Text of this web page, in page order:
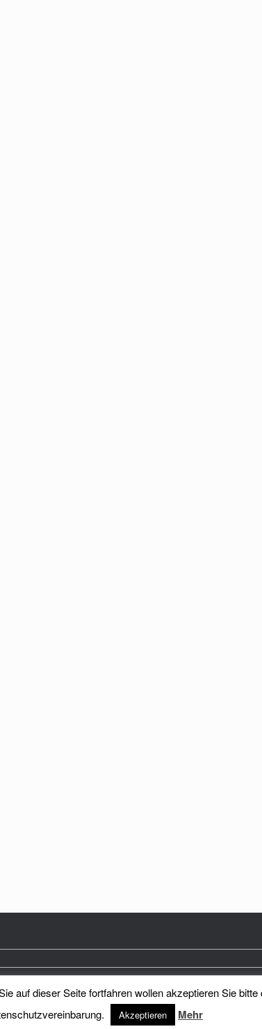
Reichenberg Stadt und Land e.V. Theme bySiteOrigin
auf dieser Seite fortfahren wollen akzeptieren Sie
Akzeptieren Mehr